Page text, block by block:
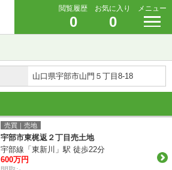
閲覧履歴
0
お気に入り
0
メニュー
山口県宇部市山門５丁目8-18
売買｜売地
宇部市東梶返２丁目売土地
宇部線「東新川」駅 徒歩22分
600万円